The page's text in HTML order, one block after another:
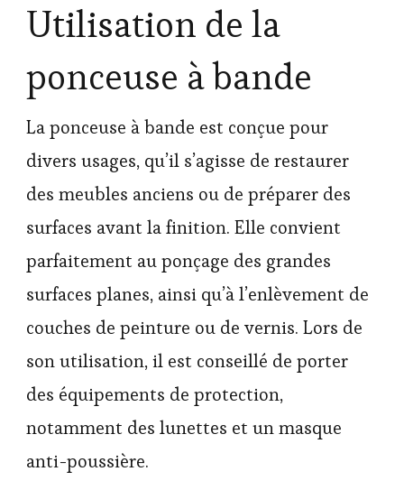
Utilisation de la
ponceuse à bande
La ponceuse à bande est conçue pour
divers usages, qu’il s’agisse de restaurer
des meubles anciens ou de préparer des
surfaces avant la finition. Elle convient
parfaitement au ponçage des grandes
surfaces planes, ainsi qu’à l’enlèvement de
couches de peinture ou de vernis. Lors de
son utilisation, il est conseillé de porter
des équipements de protection,
notamment des lunettes et un masque
anti-poussière.